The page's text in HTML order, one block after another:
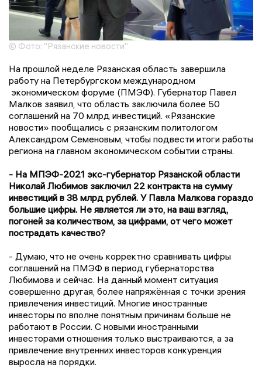
© Фото: "Рязанские новости"
На прошлой неделе Рязанская область завершила
работу на Петербургском международном
экономическом форуме (ПМЭФ). Губернатор Павел
Малков заявил, что область заключила более 50
соглашений на 70 млрд инвестиций. «Рязанские
новости» пообщались с рязанским политологом
Александром Семеновым, чтобы подвести итоги работы
региона на главном экономическом событии страны.
- На МПЭФ-2021 экс-губернатор Рязанской области
Николай Любимов заключил 22 контракта на сумму
инвестиций в 38 млрд рублей. У Павла Малкова гораздо
большие цифры. Не является ли это, на ваш взгляд,
погоней за количеством, за цифрами, от чего может
пострадать качество?
- Думаю, что не очень корректно сравнивать цифры
соглашений на ПМЭФ в период губернаторства
Любимова и сейчас. На данный момент ситуация
совершенно другая, более напряжённая с точки зрения
привлечения инвестиций. Многие иностранные
инвесторы по вполне понятным причинам больше не
работают в России. С новыми иностранными
инвесторами отношения только выстраиваются, а за
привлечение внутренних инвесторов конкуренция
выросла на порядки.